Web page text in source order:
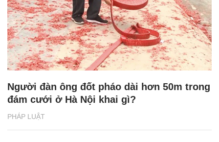
PHÁP LUẬT
Người đàn ông đốt pháo dài hơn 50m trong
đám cưới ở Hà Nội khai gì?